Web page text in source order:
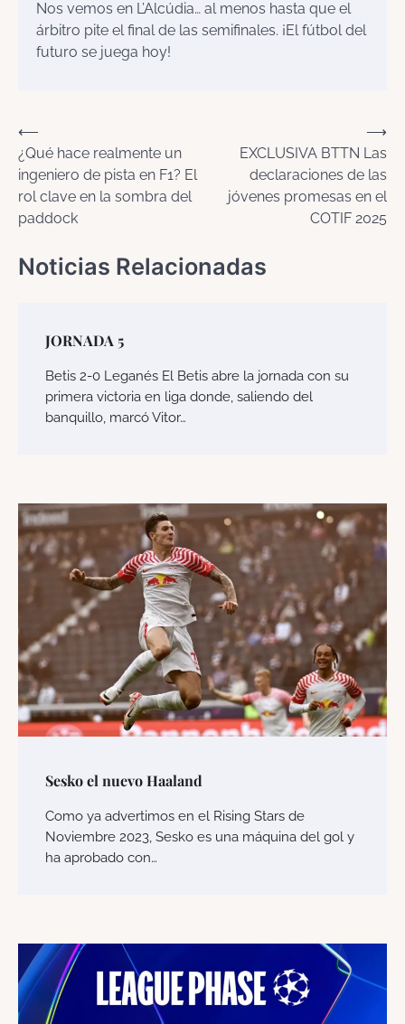
Nos vemos en L’Alcúdia… al menos hasta que el
árbitro pite el final de las semifinales. ¡El fútbol del
futuro se juega hoy!
Navegación
de
entradas
⟵
¿Qué hace realmente un
ingeniero de pista en F1? El
rol clave en la sombra del
paddock
EXCLUSIVA BTTN Las
declaraciones de las
jóvenes promesas en el
COTIF 2025
⟶
Noticias Relacionadas
JORNADA 5
Betis 2-0 Leganés El Betis abre la jornada con su
primera victoria en liga donde, saliendo del
banquillo, marcó Vitor…
Sesko el nuevo Haaland
Como ya advertimos en el Rising Stars de
Noviembre 2023, Sesko es una máquina del gol y
ha aprobado con…